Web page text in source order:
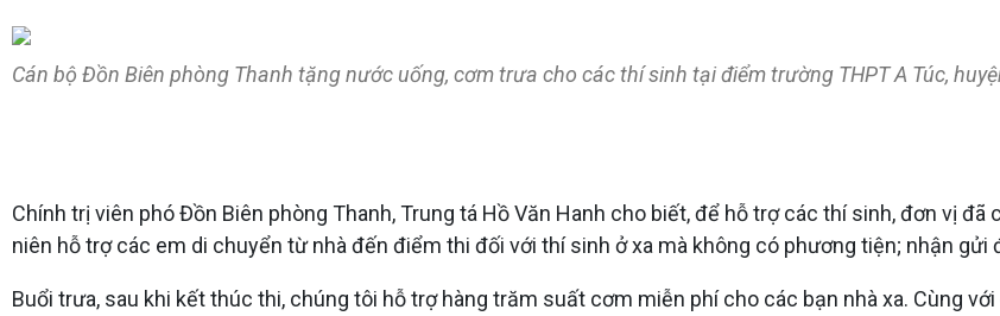
Cán bộ Đồn Biên phòng Thanh tặng nước uống, cơm trưa cho các thí sinh tại điểm trường THPT A Túc,
Chính trị viên phó Đồn Biên phòng Thanh, Trung tá Hồ Văn Hanh cho biết, để hỗ trợ các thí sinh, đơn vị
niên hỗ trợ các em di chuyển từ nhà đến điểm thi đối với thí sinh ở xa mà không có phương tiện; nhận
Buổi trưa, sau khi kết thúc thi, chúng tôi hỗ trợ hàng trăm suất cơm miễn phí cho các bạn nhà xa. Cùng